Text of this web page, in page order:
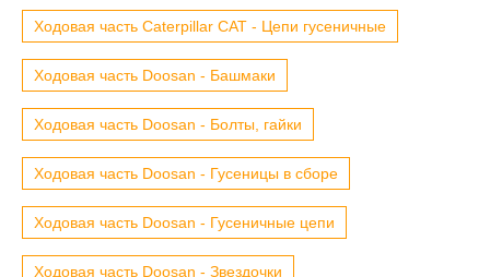
Ходовая часть Caterpillar CAT - Цепи гусеничные
Ходовая часть Doosan - Башмаки
Ходовая часть Doosan - Болты, гайки
Ходовая часть Doosan - Гусеницы в сборе
Ходовая часть Doosan - Гусеничные цепи
Ходовая часть Doosan - Звездочки